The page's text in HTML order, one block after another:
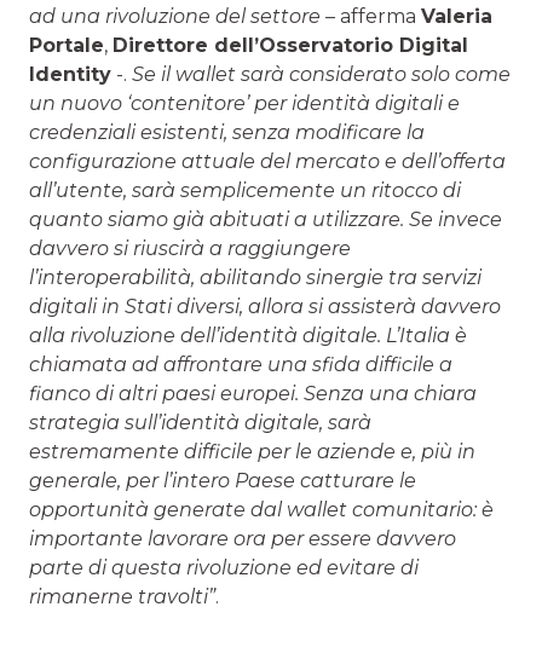
ad una rivoluzione del settore – afferma Valeria
Portale, Direttore dell’Osservatorio Digital
Identity -. Se il wallet sarà considerato solo come
un nuovo ‘contenitore’ per identità digitali e
credenziali esistenti, senza modificare la
configurazione attuale del mercato e dell’offerta
all’utente, sarà semplicemente un ritocco di
quanto siamo già abituati a utilizzare. Se invece
davvero si riuscirà a raggiungere
l’interoperabilità, abilitando sinergie tra servizi
digitali in Stati diversi, allora si assisterà davvero
alla rivoluzione dell’identità digitale. L’Italia è
chiamata ad affrontare una sfida difficile a
fianco di altri paesi europei. Senza una chiara
strategia sull’identità digitale, sarà
estremamente difficile per le aziende e, più in
generale, per l’intero Paese catturare le
opportunità generate dal wallet comunitario: è
importante lavorare ora per essere davvero
parte di questa rivoluzione ed evitare di
rimanerne travolti”.